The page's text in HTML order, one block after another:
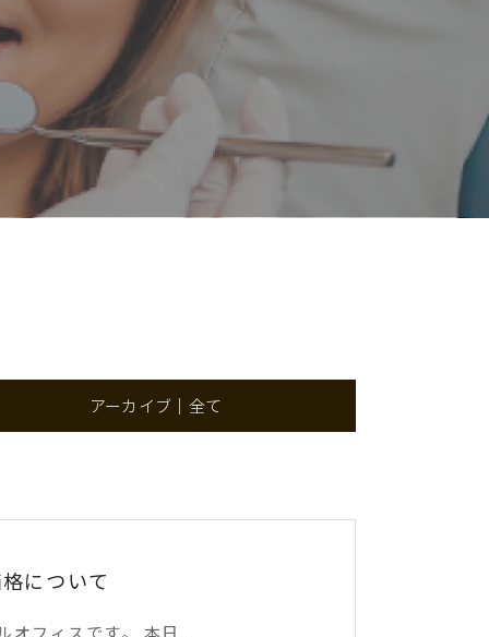
アーカイブ｜全て
について
オフィスです。 本日...